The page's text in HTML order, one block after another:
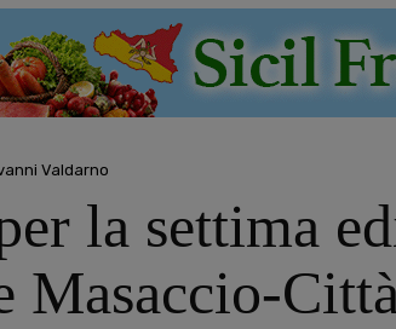
Valdarno
la settima
Masaccio-